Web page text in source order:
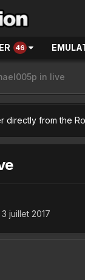
46
in live
directly from the
3 juillet 2017